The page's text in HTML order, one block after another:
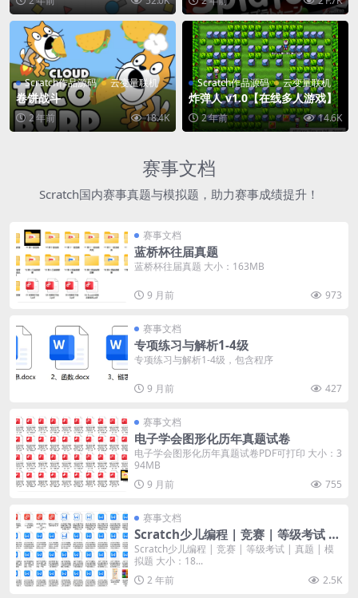
Scratch作品源码 云变量联机
卷饼战斗
2 年前 18.4K
Scratch作品源码 云变量联机
炸弹人 v1.0【在线多人游戏】
2 年前 14.6K
赛事文档
Scratch国内赛事真题与模拟题，助力赛事成绩提升！
赛事文档
蓝桥杯往届真题
蓝桥杯往届真题 大小：163MB
9 月前 973
赛事文档
专项练习与解析1-4级
专项练习与解析1-4级，包含程序
9 月前 427
赛事文档
电子学会图形化历年真题试卷
电子学会图形化历年真题试卷PDF可打印 大小：3
94MB
9 月前
755
赛事文档
Scratch少儿编程 | 竞赛 | 等级考试 |
真题 | 模拟题
Scratch少儿编程 | 竞赛 | 等级考试 | 真题 | 模
拟题 大小：18...
2 年前
2.5K